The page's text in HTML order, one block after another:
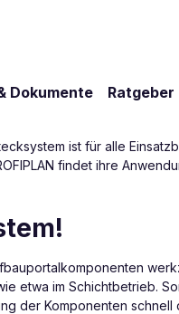
Dokumente Ratgeber
ist für alle
findet ihre
etwa im Schichtbetrieb.
der Komponenten schnell